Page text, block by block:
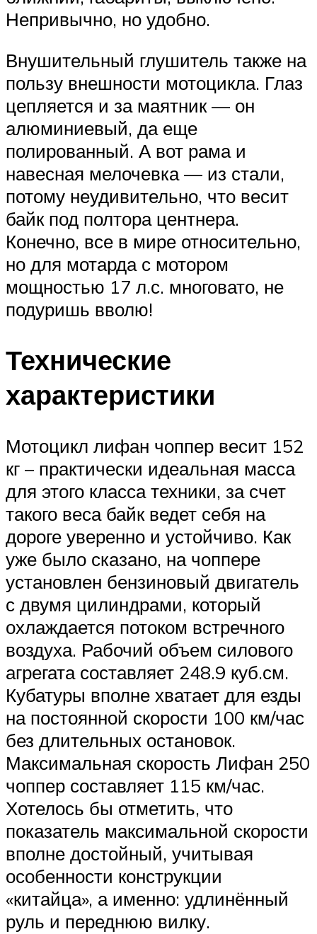
Непривычно, но удобно.
Внушительный глушитель также на
пользу внешности мотоцикла. Глаз
цепляется и за маятник — он
алюминиевый, да еще
полированный. А вот рама и
навесная мелочевка — из стали,
потому неудивительно, что весит
байк под полтора центнера.
Конечно, все в мире относительно,
но для мотарда с мотором
мощностью 17 л.с. многовато, не
подуришь вволю!
Технические
характеристики
Мотоцикл лифан чоппер весит 152
кг – практически идеальная масса
для этого класса техники, за счет
такого веса байк ведет себя на
дороге уверенно и устойчиво. Как
уже было сказано, на чоппере
установлен бензиновый двигатель
с двумя цилиндрами, который
охлаждается потоком встречного
воздуха. Рабочий объем силового
агрегата составляет 248.9 куб.см.
Кубатуры вполне хватает для езды
на постоянной скорости 100 км/час
без длительных остановок.
Максимальная скорость Лифан 250
чоппер составляет 115 км/час.
Хотелось бы отметить, что
показатель максимальной скорости
вполне достойный, учитывая
особенности конструкции
«китайца», а именно: удлинённый
руль и переднюю вилку.